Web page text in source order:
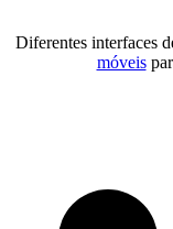
Diferentes interfaces
móveis